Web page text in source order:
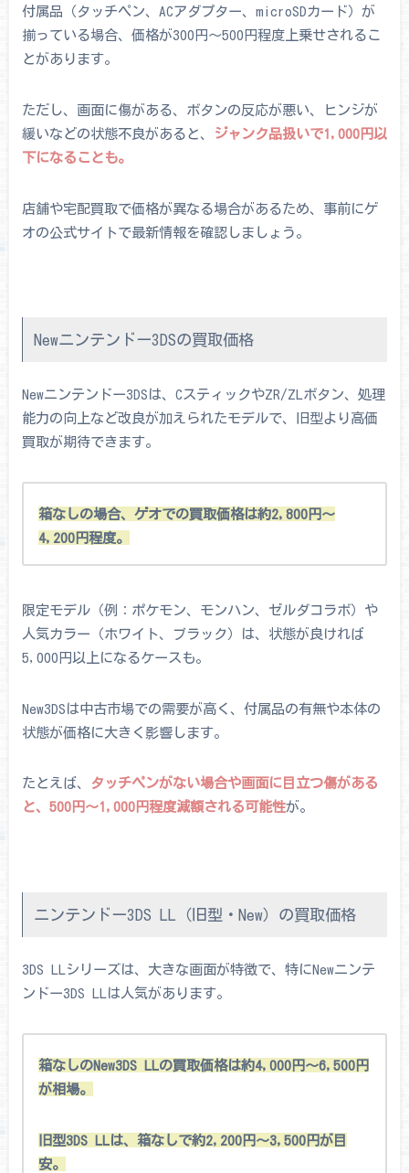
付属品（タッチペン、ACアダプター、microSDカード）が
揃っている場合、価格が300円～500円程度上乗せされるこ
とがあります。
ただし、画面に傷がある、ボタンの反応が悪い、ヒンジが
緩いなどの状態不良があると、
ジャンク品扱いで1,000円以
下になることも。
店舗や宅配買取で価格が異なる場合があるため、事前にゲ
オの公式サイトで最新情報を確認しましょう。
Newニンテンドー3DSの買取価格
Newニンテンドー3DSは、CスティックやZR/ZLボタン、処理
能力の向上など改良が加えられたモデルで、旧型より高価
買取が期待できます。
箱なしの場合、ゲオでの買取価格は約2,800円～
4,200円程度。
限定モデル（例：ポケモン、モンハン、ゼルダコラボ）や
人気カラー（ホワイト、ブラック）は、状態が良ければ
5,000円以上になるケースも。
New3DSは中古市場での需要が高く、付属品の有無や本体の
状態が価格に大きく影響します。
たとえば、
タッチペンがない場合や画面に目立つ傷がある
と、500円～1,000円程度減額される可能性が。
ニンテンドー3DS LL（旧型・New）の買取価格
3DS LLシリーズは、大きな画面が特徴で、特にNewニンテ
ンドー3DS LLは人気があります。
箱なしのNew3DS LLの買取価格は約4,000円～6,500円
が相場。
旧型3DS LLは、箱なしで約2,200円～3,500円が目
安。